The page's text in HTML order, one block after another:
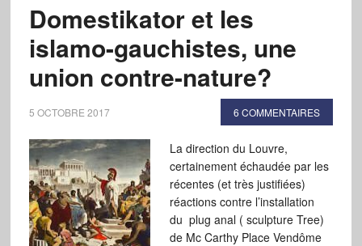
Domestikator et les
islamo-gauchistes, une
union contre-nature?
5 OCTOBRE 2017 6 COMMENTAIRES
La direction du Louvre,
certainement échaudée par les
récentes (et très justifiées)
réactions contre l’installation
du plug anal ( sculpture Tree)
de Mc Carthy Place Vendôme